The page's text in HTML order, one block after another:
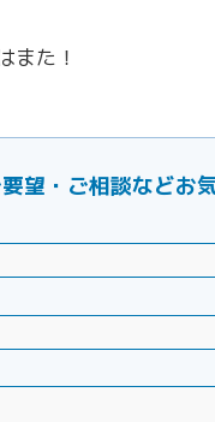
また！
・ご相談などお気